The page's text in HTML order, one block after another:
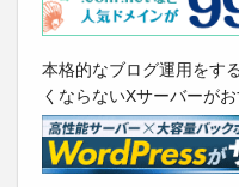
本格的なブログ運用をす
くならないXサーバーがお